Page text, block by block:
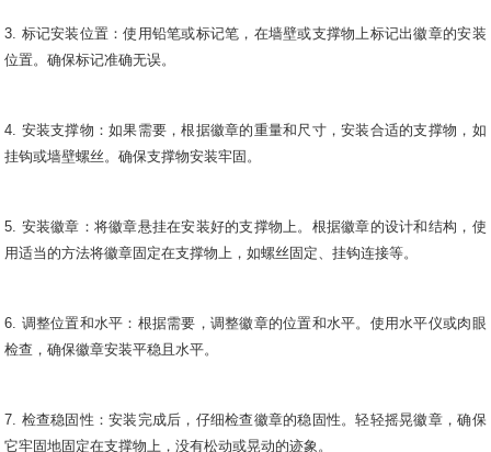
3. 标记安装位置：使用铅笔或标记笔，在墙壁或支撑物上标记出徽章的安装
位置。确保标记准确无误。
4. 安装支撑物：如果需要，根据徽章的重量和尺寸，安装合适的支撑物，如
挂钩或墙壁螺丝。确保支撑物安装牢固。
5. 安装徽章：将徽章悬挂在安装好的支撑物上。根据徽章的设计和结构，使
用适当的方法将徽章固定在支撑物上，如螺丝固定、挂钩连接等。
6. 调整位置和水平：根据需要，调整徽章的位置和水平。使用水平仪或肉眼
检查，确保徽章安装平稳且水平。
7. 检查稳固性：安装完成后，仔细检查徽章的稳固性。轻轻摇晃徽章，确保
它牢固地固定在支撑物上，没有松动或晃动的迹象。